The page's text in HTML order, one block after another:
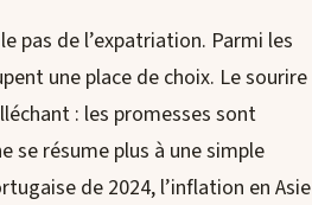
pas de l’expatriation. Parmi les
une place de choix. Le sourire
: les promesses sont
se résume plus à une simple
de 2024, l’inflation en Asie